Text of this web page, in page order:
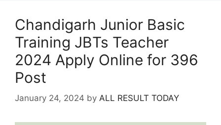
Chandigarh Junior Basic
Training JBTs Teacher
2024 Apply Online for 396
Post
January 24, 2024 by ALL RESULT TODAY